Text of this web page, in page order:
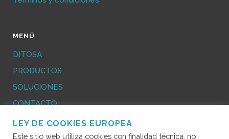
MENÚ
DITOSA
PRODUCTOS
SOLUCIONES
CONTACTO
Aviso legal/Política de Cookies
LEY DE COOKIES EUROPEA
Este sitio web utiliza cookies con finalidad técnica, no